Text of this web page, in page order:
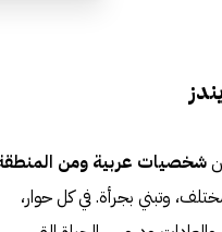
شخصيات عربية ومن
وتبني بجرأة. في كل حوار،